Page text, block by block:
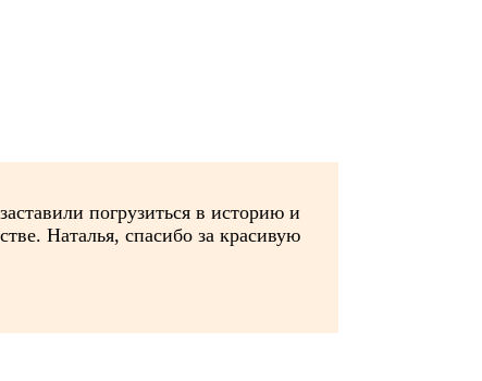
погрузиться в историю и
Наталья, спасибо за красивую